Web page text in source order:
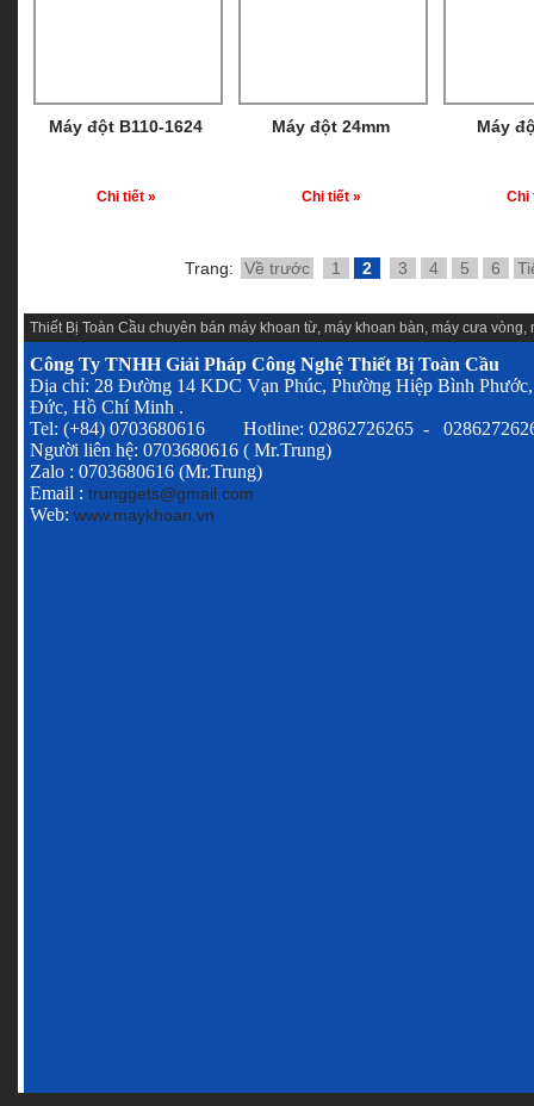
Máy đột B110-1624
Chi tiết »
Máy đột 24mm
Chi tiết »
Máy
Chi
Trang: Về trước 1 2 3 4 5 6
Thiết Bị Toàn Cầu chuyên bán máy khoan từ, máy khoan bàn, máy cưa vòng,
Công Ty TNHH Giải Pháp Công Nghệ Thiết Bị Toàn Cầu
Địa chỉ: 28 Đường 14 KDC Vạn Phúc, Phường Hiệp Bình
Đức, Hồ Chí Minh .
Tel: (+84) 0703680616 Hotline: 02862726265 -
Người liên hệ: 0703680616 ( Mr.Trung)
Zalo : 0703680616 (Mr.Trung)
Email : trunggets@gmail.com
Web: www.maykhoan.vn